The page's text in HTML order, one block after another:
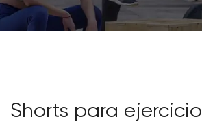
Shorts para ejercicio